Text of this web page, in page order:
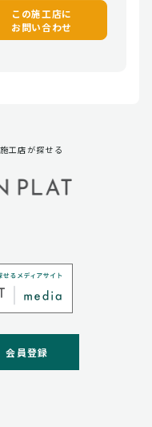
この施工店に
お問い合わせ
工店が探せる
会員登録